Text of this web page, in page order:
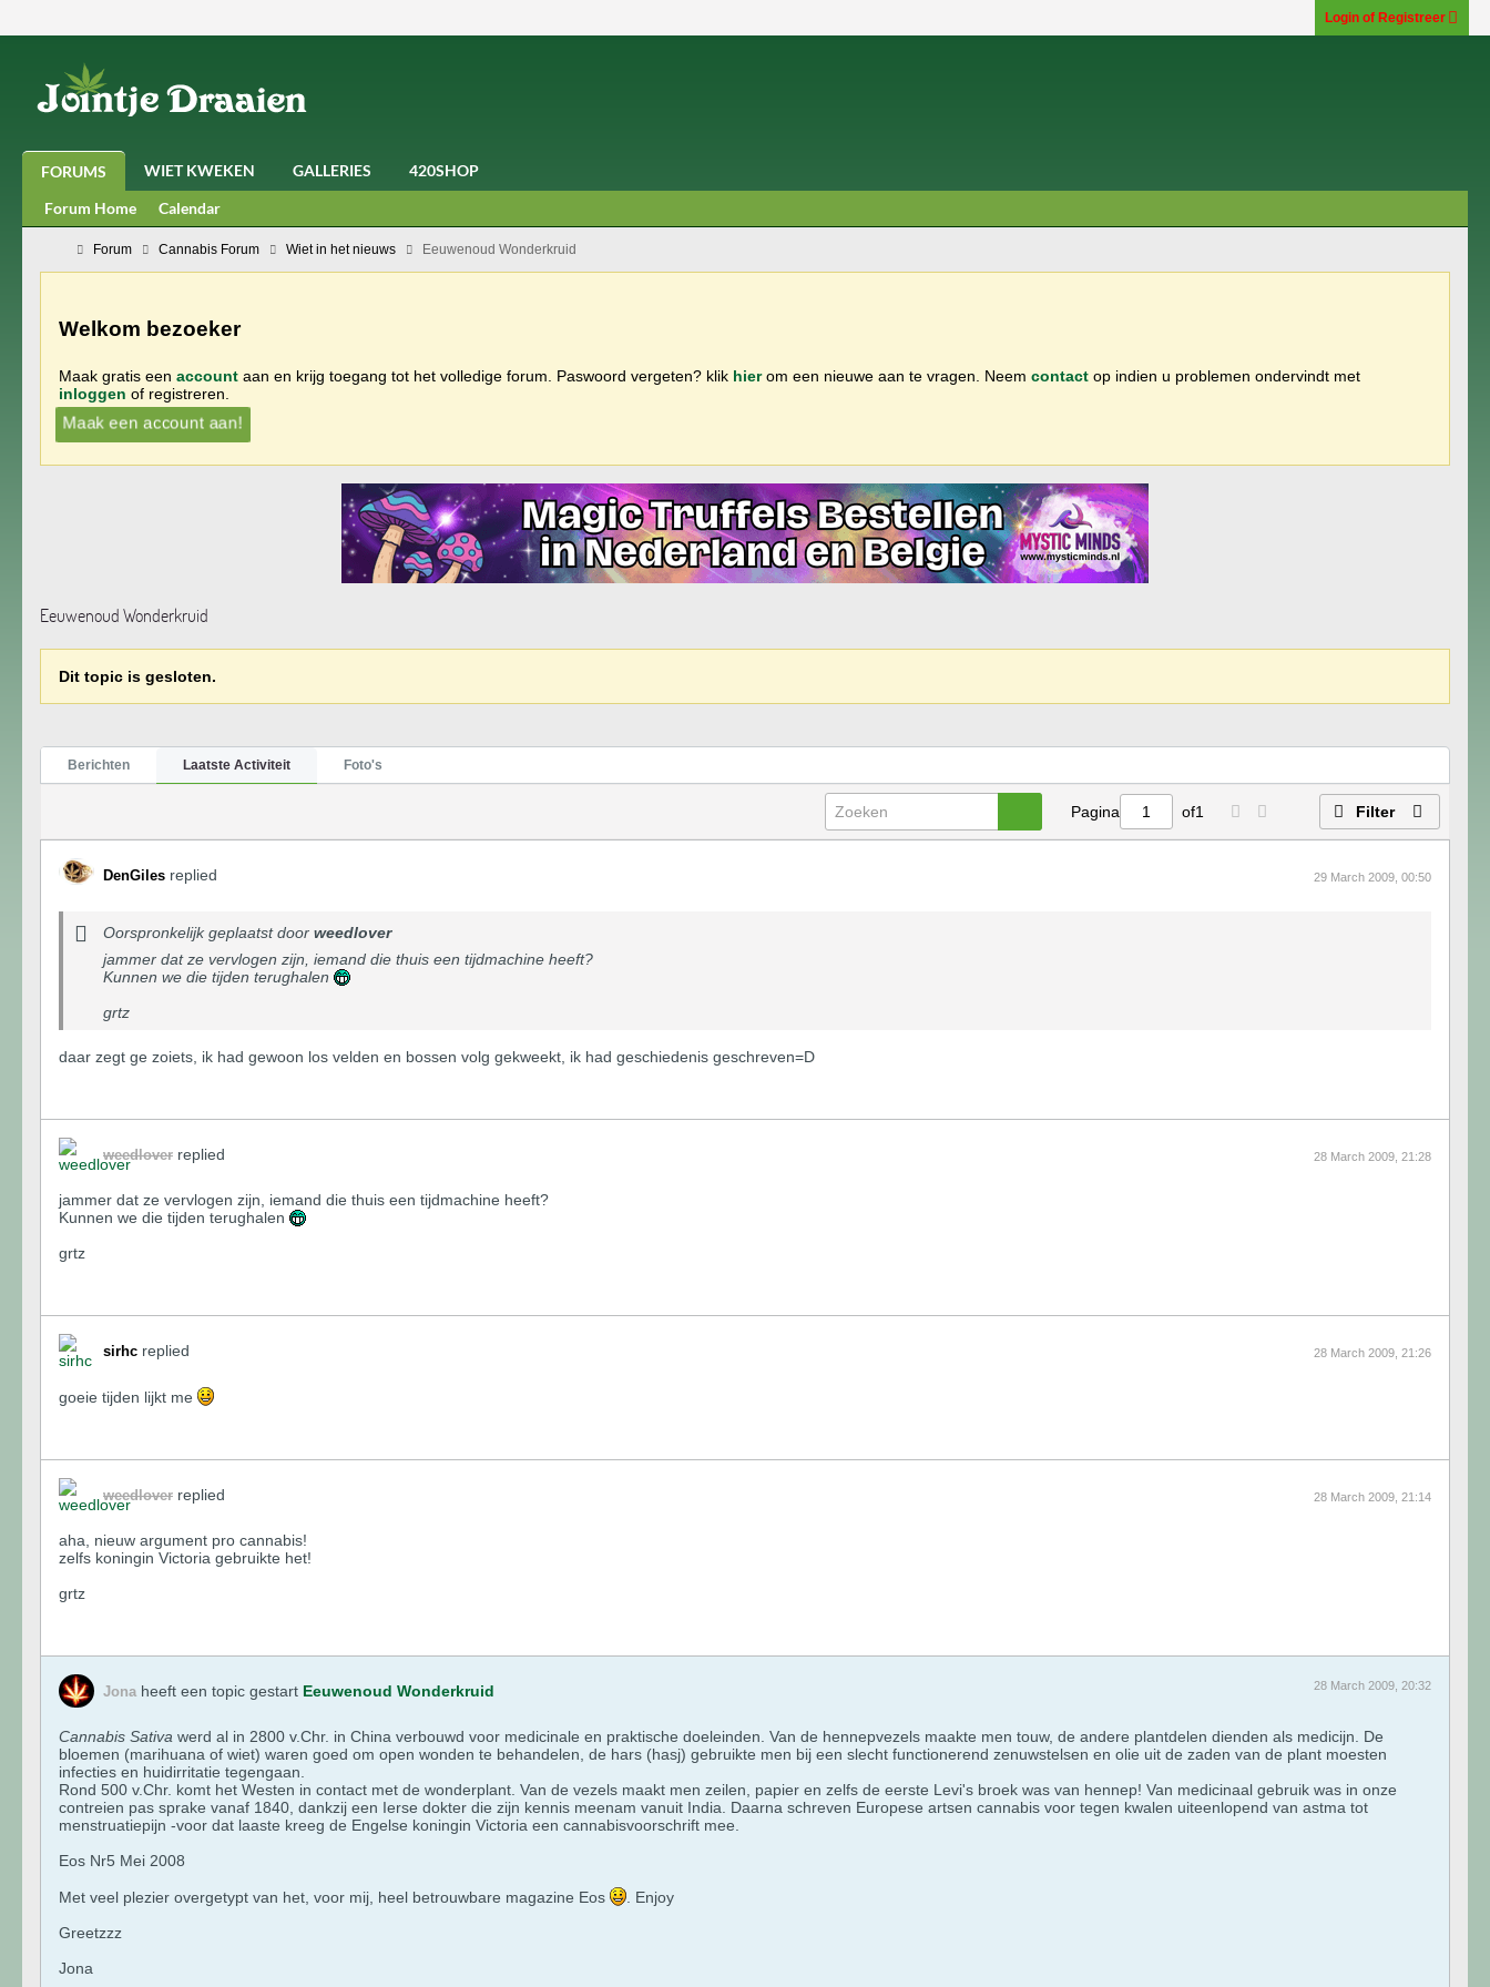
Login of Registreer
FORUMS WIET KWEKEN GALLERIES
420SHOP
Forum Home
Calendar
Forum Cannabis Forum Wiet in het nieuws Eeuwenoud Wonderkruid
Welkom bezoeker
Maak gratis een account aan en krijg toegang tot het volledige forum. Paswoord vergeten? klik hierom een nieuwe aan te vragen. Neem contact op indien u problemen ondervindt met
inloggen of registreren.
Maak een account aan!
Eeuwenoud Wonderkruid
Dit topic is gesloten.
Berichten Laatste Activiteit Foto's
Pagina of1 Filter
DenGiles replied 29 March 2009, 00:50
Oorspronkelijk geplaatst door weedlover
jammer dat ze vervlogen zijn, iemand die thuis een tijdmachine heeft?
Kunnen we die tijden terughalen
grtz
daar zegt ge zoiets, ik had gewoon los velden en bossen volg gekweekt, ik had geschiedenis geschreven=D
weedlover replied 28 March 2009, 21:28
jammer dat ze vervlogen zijn, iemand die thuis een tijdmachine heeft?
Kunnen we die tijden terughalen
grtz
sirhc replied 28 March 2009, 21:26
goeie tijden lijkt me
weedlover replied 28 March 2009, 21:14
aha, nieuw argument pro cannabis!
zelfs koningin Victoria gebruikte het!
grtz
Jona heeft een topic gestart Eeuwenoud Wonderkruid 28 March 2009, 20:32
Cannabis Sativa werd al in 2800 v.Chr. in China verbouwd voor medicinale en praktische doeleinden. Van de hennepvezels maakte men touw, de andere plantdelen dienden als medicijn. De
bloemen (marihuana of wiet) waren goed om open wonden te behandelen, de hars (hasj) gebruikte men bij een slecht functionerend zenuwstelsen en olie uit de zaden van de plant moesten
infecties en huidirritatie tegengaan.
Rond 500 v.Chr. komt het Westen in contact met de wonderplant. Van de vezels maakt men zeilen, papier en zelfs de eerste Levi's broek was van hennep! Van medicinaal gebruik was in onze
contreien pas sprake vanaf 1840, dankzij een Ierse dokter die zijn kennis meenam vanuit India. Daarna schreven Europese artsen cannabis voor tegen kwalen uiteenlopend van astma tot
menstruatiepijn -voor dat laaste kreeg de Engelse koningin Victoria een cannabisvoorschrift mee.
Eos Nr5 Mei 2008
Met veel plezier overgetypt van het, voor mij, heel betrouwbare magazine Eos
. Enjoy
Greetzzz
Jona